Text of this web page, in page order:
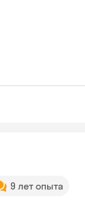
9 лет опыта